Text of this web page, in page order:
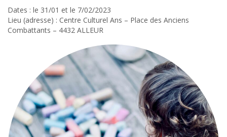
Dates : le 31/01 et le 7/02/2023
Lieu (adresse) : Centre Culturel Ans – Place des Anciens
Combattants – 4432 ALLEUR